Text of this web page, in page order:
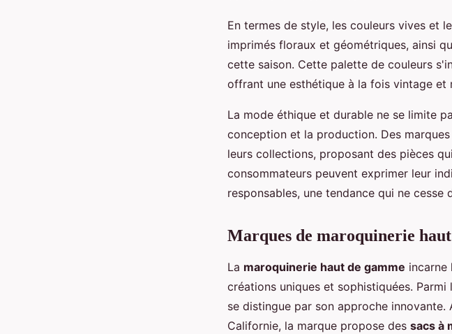
En termes de style, les couleurs vives et
imprimés floraux et géométriques, ainsi
cette saison. Cette palette de couleurs
offrant une esthétique à la fois vintage et
La mode éthique et durable ne se limite
conception et la production. Des
leurs collections, proposant des pièces
consommateurs peuvent exprimer leur
responsables, une tendance qui ne
Marques de maroquinerie
La maroquinerie haut de gamme incarne
créations uniques et sophistiquées.
se distingue par son approche
Californie, la marque propose des sacs à